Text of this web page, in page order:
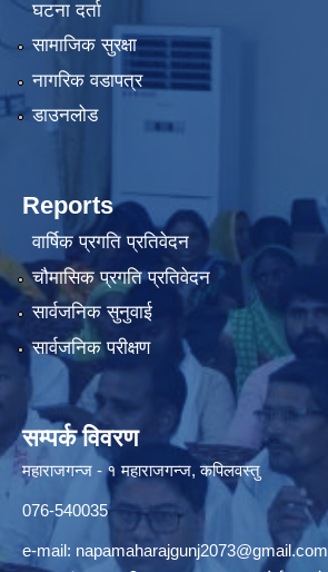
घटना दर्ता
सामाजिक सुरक्षा
नागरिक वडापत्र
डाउनलोड
Reports
वार्षिक प्रगति प्रतिवेदन
चौमासिक प्रगति प्रतिवेदन
सार्वजनिक सुनुवाई
सार्वजनिक परीक्षण
सम्पर्क विवरण
महाराजगन्ज - १ महाराजगन्ज, कपिलवस्तु
076-540035
e-mail: napamaharajgunj2073@gmail.com